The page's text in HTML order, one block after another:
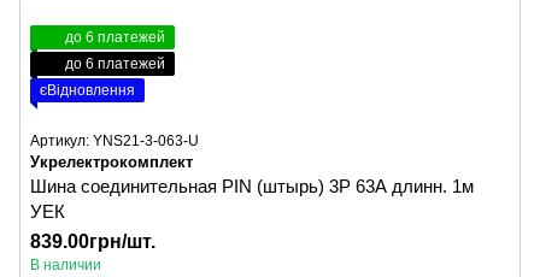
до 6 платежей
до 6 платежей
єВідновлення
Артикул: YNS21-3-063-U
Укрелектрокомплект
Шина соединительная PIN (штырь) 3P 63А длинн. 1м
УЕК
839.00грн/шт.
В наличии